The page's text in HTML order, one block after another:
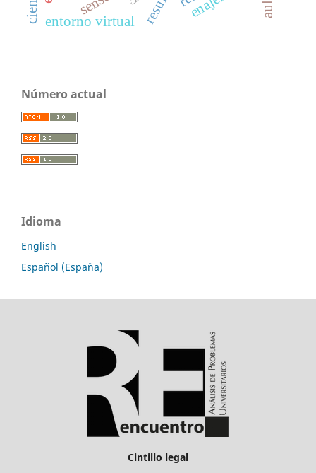
entorno virtual
Número actual
Idioma
English
Español (España)
Cintillo legal